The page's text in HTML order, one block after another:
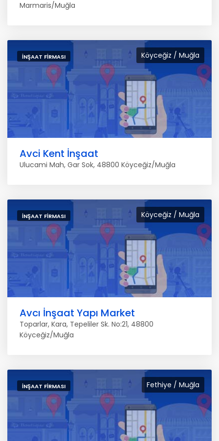
Marmaris/Muğla
Köyceğiz / Muğla
İNŞAAT FIRMASI
Avci Kent İnşaat
Ulucami Mah, Gar Sok, 48800 Köyceğiz/Muğla
Köyceğiz / Muğla
İNŞAAT FIRMASI
Avcı İnşaat Yapı Market
Toparlar, Kara, Tepeliler Sk. No:21, 48800
Köyceğiz/Muğla
Fethiye / Muğla
İNŞAAT FIRMASI